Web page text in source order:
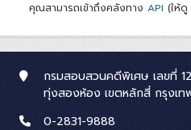
คุณสามารถเข้าถึงคลังทาง API (ให้ดู
กรมสอบสวนคดีพิเศษ เลขที่
ทุ่งสองห้อง เขตหลักสี่ กรุงเท
0-2831-9888